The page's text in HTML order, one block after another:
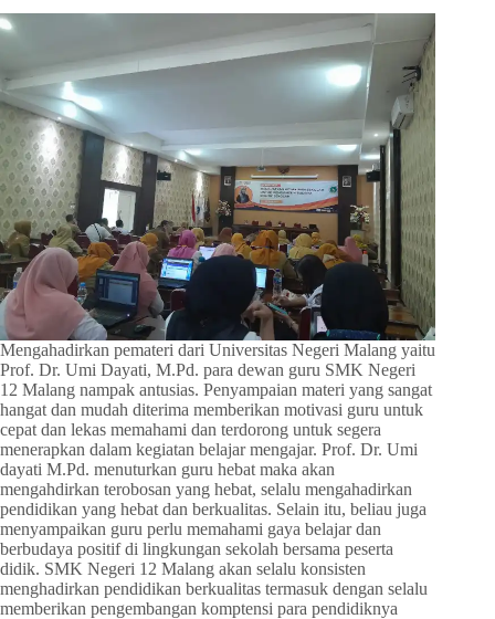
Mengahadirkan pemateri dari Universitas Negeri Malang yaitu
Prof. Dr. Umi Dayati, M.Pd. para dewan guru SMK Negeri
12 Malang nampak antusias. Penyampaian materi yang sangat
hangat dan mudah diterima memberikan motivasi guru untuk
cepat dan lekas memahami dan terdorong untuk segera
menerapkan dalam kegiatan belajar mengajar. Prof. Dr. Umi
dayati M.Pd. menuturkan guru hebat maka akan
mengahdirkan terobosan yang hebat, selalu mengahadirkan
pendidikan yang hebat dan berkualitas. Selain itu, beliau juga
menyampaikan guru perlu memahami gaya belajar dan
berbudaya positif di lingkungan sekolah bersama peserta
didik. SMK Negeri 12 Malang akan selalu konsisten
menghadirkan pendidikan berkualitas termasuk dengan selalu
memberikan pengembangan komptensi para pendidiknya